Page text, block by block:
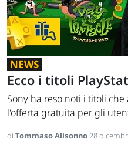
NEWS
Ecco i titoli
Sony ha reso noti i titoli
l'offerta gratuita per gli
di Tommaso Alisonno28